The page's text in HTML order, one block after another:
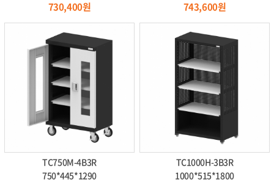
730,400원 743,600원
TC750M-4B3R
750*445*1290
TC1000H-3B3R
1000*515*1800